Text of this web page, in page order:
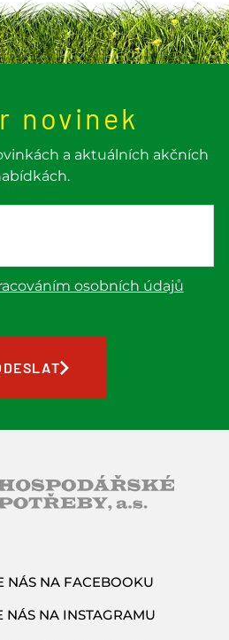
novinek
a aktuálních akčních
osobních údajů
NÁS NA FACEBOOKU
NÁS NA INSTAGRAMU